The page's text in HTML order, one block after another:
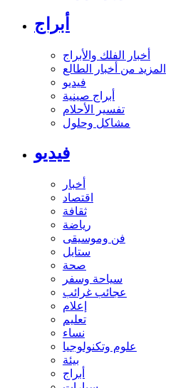
أبراج
أخبار الفلك والأبراج
المزيد من أخبار الطالع
فيديو
أبراج صينية
تفسير الأحلام
مشاكل وحلول
فيديو
أخبار
اقتصاد
ثقافة
رياضة
فن وموسيقى
ستايل
صحة
سياحة وسفر
عجائب غرائب
إعلام
تعليم
نساء
علوم وتكنولوجيا
بيئة
أبراج